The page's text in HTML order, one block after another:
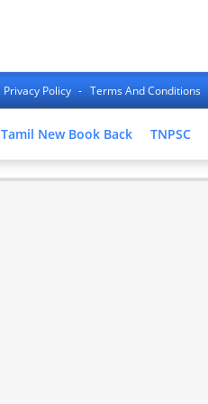
Privacy Policy Terms And Conditions
Tamil New Book Back TNPSC